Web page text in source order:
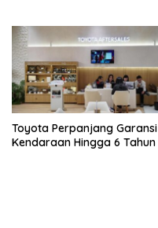
Toyota Perpanjang Garansi
Kendaraan Hingga 6 Tahun